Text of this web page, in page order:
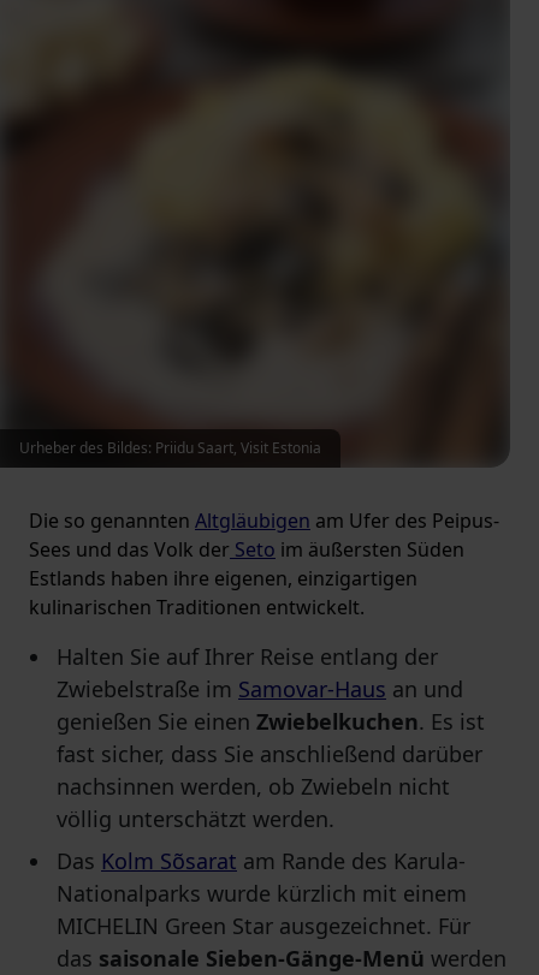
Die so genannten Altgläubigen am Ufer des Peipus-
Sees und das Volk der Seto im äußersten Süden
Estlands haben ihre eigenen, einzigartigen
kulinarischen Traditionen entwickelt.
Halten Sie auf Ihrer Reise entlang der
Zwiebelstraße im Samovar-Haus an und
genießen Sie einen Zwiebelkuchen. Es ist
fast sicher, dass Sie anschließend darüber
nachsinnen werden, ob Zwiebeln nicht
völlig unterschätzt werden.
Das Kolm Sõsarat am Rande des Karula-
Nationalparks wurde kürzlich mit einem
MICHELIN Green Star ausgezeichnet. Für
das saisonale Sieben-Gänge-Menü werden
Urheber des Bildes: Priidu Saart, Visit Estonia